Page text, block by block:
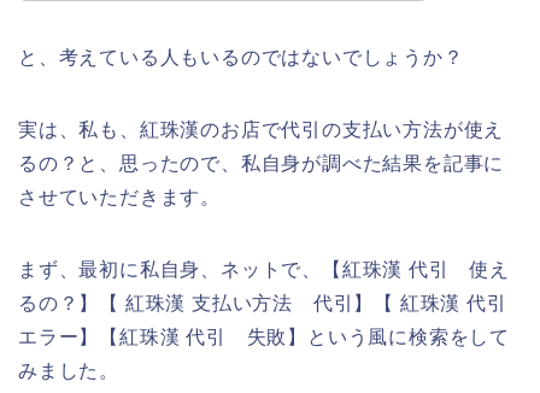
と、考えている人もいるのではないでしょうか？
実は、私も、紅珠漢のお店で代引の支払い方法が使え
るの？と、思ったので、私自身が調べた結果を記事に
させていただきます。
まず、最初に私自身、ネットで、【紅珠漢 代引 使え
るの？】【 紅珠漢 支払い方法 代引】【 紅珠漢 代引
エラー】【紅珠漢 代引 失敗】という風に検索をして
みました。